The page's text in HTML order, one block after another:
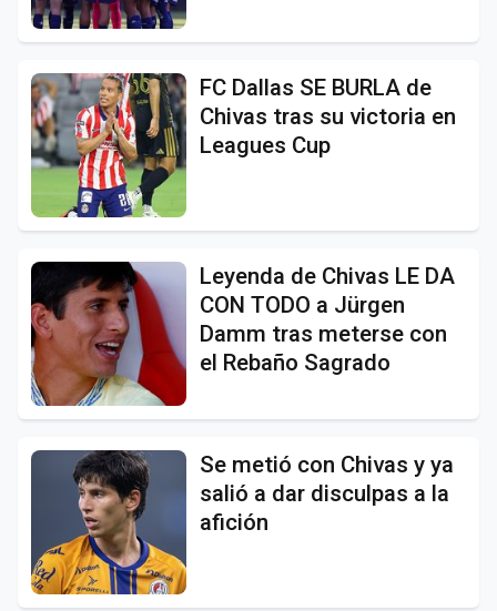
FC Dallas SE BURLA de
Chivas tras su victoria en
Leagues Cup
Leyenda de Chivas LE DA
CON TODO a Jürgen
Damm tras meterse con
el Rebaño Sagrado
Se metió con Chivas y ya
salió a dar disculpas a la
afición